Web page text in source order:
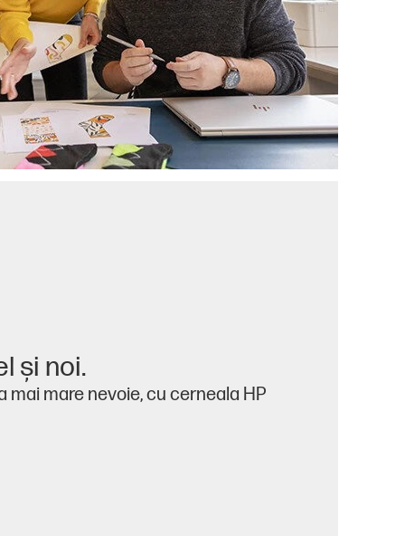
şi noi.
mare nevoie, cu cerneala HP